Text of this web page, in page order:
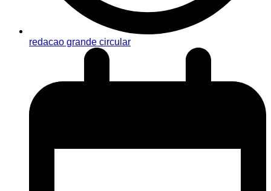
redacao grande circular